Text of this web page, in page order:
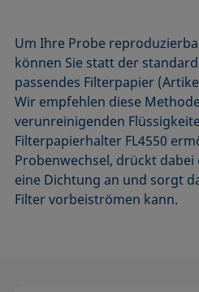
Um Ihre Probe
können Sie statt der
passendes Filterpapier
Wir empfehlen diese
verunreinigenden
Filterpapierhalter FL4550
Probenwechsel, drückt
eine Dichtung an und sorgt
Filter vorbeiströmen kann.